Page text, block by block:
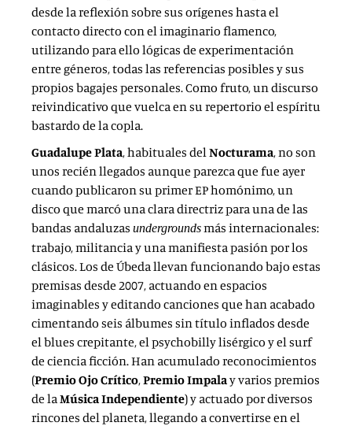
desde la reflexión sobre sus orígenes hasta el
contacto directo con el imaginario flamenco,
utilizando para ello lógicas de experimentación
entre géneros, todas las referencias posibles y sus
propios bagajes personales. Como fruto, un discurso
reivindicativo que vuelca en su repertorio el espíritu
bastardo de la copla.
Guadalupe Plata, habituales delNocturama, no son
unos recién llegados aunque parezca que fue ayer
cuando publicaron su primer EP homónimo, un
disco que marcó una clara directriz para una de las
bandas andaluzas undergroundsmás internacionales:
trabajo, militancia y una manifiesta pasión por los
clásicos. Los de Úbeda llevan funcionando bajo estas
premisas desde 2007, actuando en espacios
imaginables y editando canciones que han acabado
cimentando seis álbumes sin título inflados desde
el blues crepitante, el psychobilly lisérgico y el surf
de ciencia ficción. Han acumulado reconocimientos
(Premio Ojo Crítico,Premio Impalay varios premios
de laMúsica Independiente) y actuado por diversos
rincones del planeta, llegando a convertirse en el